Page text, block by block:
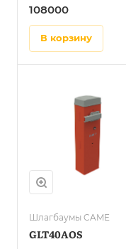
108000
в корзину
Шлагбаумы CAME
GLT40AOS